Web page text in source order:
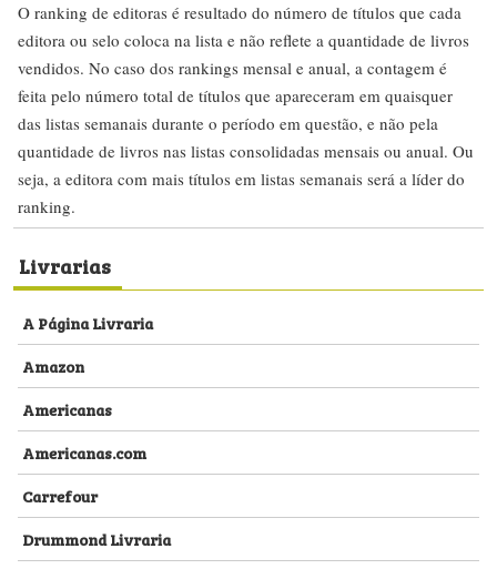
O ranking de editoras é resultado do número de títulos que cada
editora ou selo coloca na lista e não reflete a quantidade de livros
vendidos. No caso dos rankings mensal e anual, a contagem é
feita pelo número total de títulos que apareceram em quaisquer
das listas semanais durante o período em questão, e não pela
quantidade de livros nas listas consolidadas mensais ou anual. Ou
seja, a editora com mais títulos em listas semanais será a líder do
ranking.
Livrarias
A Página Livraria
Amazon
Americanas
Americanas.com
Carrefour
Drummond Livraria